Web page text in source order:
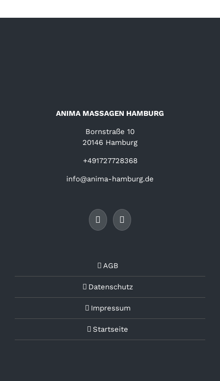
ANIMA MASSAGEN HAMBURG
Bornstraße 10
20146 Hamburg
+491727728368
info@anima-hamburg.de
AGB
Datenschutz
Impressum
Startseite